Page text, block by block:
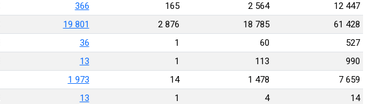
366 165 2 564
12 447
19 801 2 876 18 785
61 428
36 1 60
527
13 1 113
990
1 973 14 1 478
7 659
13 1 4
14